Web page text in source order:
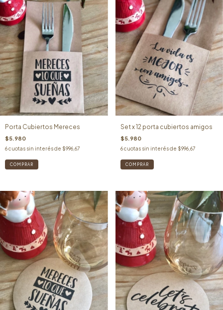
Porta Cubiertos Mereces
$5.980
6cuotas sin interés de $996,67
Set x 12 porta cubiertos amigos
$5.980
6 cuotas sin interés de $996,67